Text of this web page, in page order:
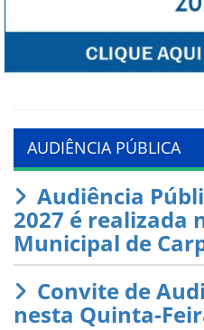
AUDIÊNCIA PÚBLICA
Audiência
2027 é realizada
Municipal de
Convite de
nesta Quinta-